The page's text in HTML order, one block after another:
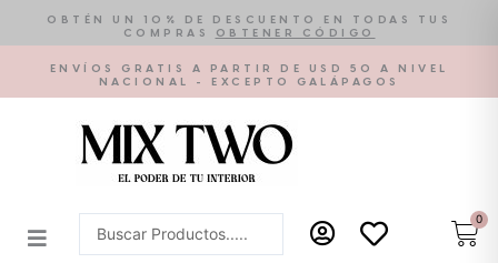
contenido
OBTÉN UN 10% DE DESCUENTO EN TODAS TUS
COMPRAS
OBTENER CÓDIGO
ENVÍOS GRATIS A PARTIR DE USD 50 A NIVEL
NACIONAL - EXCEPTO GALÁPAGOS
Search
...
0